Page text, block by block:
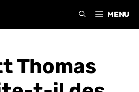
MENU
Thomas